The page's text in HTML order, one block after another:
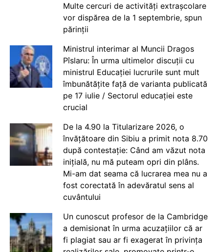
Multe cercuri de activități extrașcolare
vor dispărea de la 1 septembrie, spun
părinții
Ministrul interimar al Muncii Dragos
Pîslaru: În urma ultimelor discuții cu
ministrul Educației lucrurile sunt mult
îmbunătățite față de varianta publicată
pe 17 iulie / Sectorul educației este
crucial
De la 4.90 la Titularizare 2026, o
învățătoare din Sibiu a primit nota 8.70
după contestație: Când am văzut nota
inițială, nu mă puteam opri din plâns.
Mi-am dat seama că lucrarea mea nu a
fost corectată în adevăratul sens al
cuvântului
Un cunoscut profesor de la Cambridge
a demisionat în urma acuzațiilor că ar
fi plagiat sau ar fi exagerat în privința